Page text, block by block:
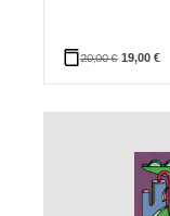
20,00€ 19,00 €